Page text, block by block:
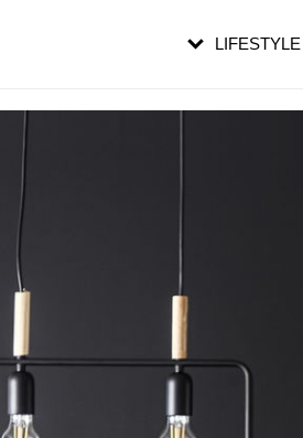
LIFESTYLE
pe măsură ce înaintezi în vârstă